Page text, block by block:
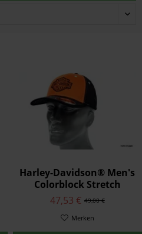
Harley-Davidson® Men's
Colorblock Stretch
Baseball Kappe, 99469-
19VM
49,00 €
47,53 €
Merken